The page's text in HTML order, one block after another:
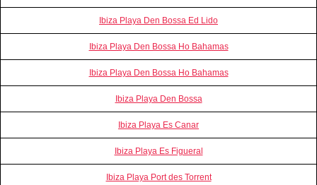
Ibiza Playa Den Bossa Ed Lido
Ibiza Playa Den Bossa Ho Bahamas
Ibiza Playa Den Bossa Ho Bahamas
Ibiza Playa Den Bossa
Ibiza Playa Es Canar
Ibiza Playa Es Figueral
Ibiza Playa Port des Torrent